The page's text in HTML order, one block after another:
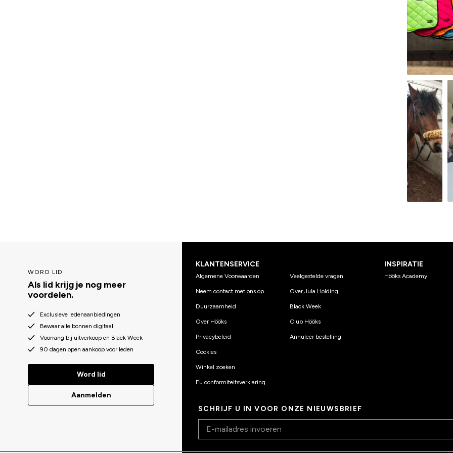
WORD LID
Als lid krijg je nog meer
voordelen.
Exclusieve ledenaanbiedingen
Bewaar alle bonnen digitaal
Voorrang bij uitverkoop en Black Week
90 dagen open aankoop voor leden
Word lid
Aanmelden
KLANTENSERVICE
Algemene Voorwaarden
Neem contact met ons op
Duurzaamheid
Over Hööks
Privacybeleid
Cookies
Winkel zoeken
Eu conformiteitsverklaring
Veelgestelde vragen
Over Jula Holding
Black Week
Club Hööks
Annuleer bestelling
INSPIRATIE
Hööks Academy
SCHRIJF U IN VOOR ONZE NIEUWSBRIEF